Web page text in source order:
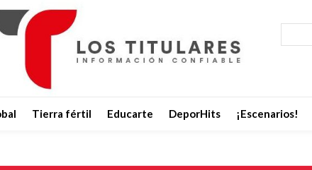
Tierra fértil Educarte DeporHits ¡Escenarios!